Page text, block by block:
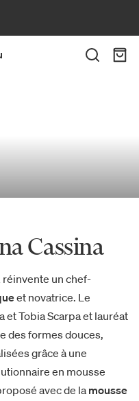
Cassina
réinvente un chef-
et novatrice. Le
et Tobia Scarpa et lauréat
des formes douces,
grâce à une
en mousse
avec de la mousse